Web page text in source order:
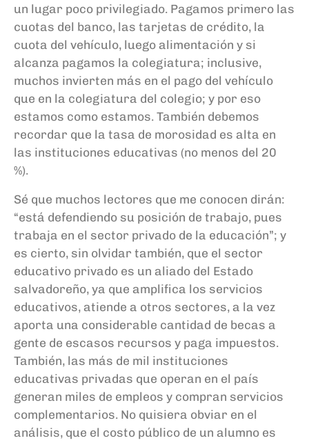
un lugar poco privilegiado. Pagamos primero las
cuotas del banco, las tarjetas de crédito, la
cuota del vehículo, luego alimentación y si
alcanza pagamos la colegiatura; inclusive,
muchos invierten más en el pago del vehículo
que en la colegiatura del colegio; y por eso
estamos como estamos. También debemos
recordar que la tasa de morosidad es alta en
las instituciones educativas (no menos del 20
%).
Sé que muchos lectores que me conocen dirán:
“está defendiendo su posición de trabajo, pues
trabaja en el sector privado de la educación”; y
es cierto, sin olvidar también, que el sector
educativo privado es un aliado del Estado
salvadoreño, ya que amplifica los servicios
educativos, atiende a otros sectores, a la vez
aporta una considerable cantidad de becas a
gente de escasos recursos y paga impuestos.
También, las más de mil instituciones
educativas privadas que operan en el país
generan miles de empleos y compran servicios
complementarios. No quisiera obviar en el
análisis, que el costo público de un alumno es